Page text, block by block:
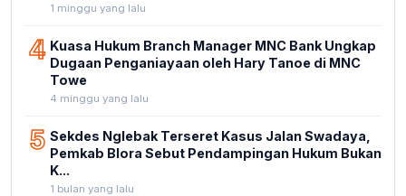
1 minggu yang lalu
4 Kuasa Hukum Branch Manager MNC Bank Ungkap
Dugaan Penganiayaan oleh Hary Tanoe di MNC
Towe
4 minggu yang lalu
5 Sekdes Nglebak Terseret Kasus Jalan Swadaya,
Pemkab Blora Sebut Pendampingan Hukum Bukan
K...
1 bulan yang lalu